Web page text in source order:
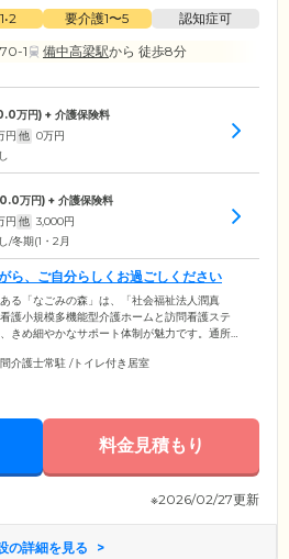
要介護1〜5
認知症可
1
備中高梁駅から 徒歩8分
万円) + 介護保険料
円 他 0万円
万円) + 介護保険料
円 他 3,000円
/冬期(1・2月
ら、ご自分らしくお過ごしください
る「なごみの森」は、「社会福祉法人潤真
護小規模多機能型介護ホームと訪問看護ステ
きめ細やかなサポート体制が魅力です。通所
で、ご自身の介護度やライフスタイルに合わ
ご提供しています。
介護士常駐 /トイレ付き居室
料金見積もり
※2026/02/27更新
の詳細を見る